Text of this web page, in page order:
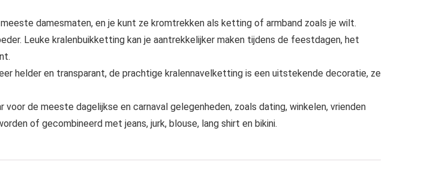
damesmaten, en je kunt ze kromtrekken als ketting of armband zoals je wilt.
Leuke kralenbuikketting kan je aantrekkelijker maken tijdens de feestdagen, het
helder en transparant, de prachtige kralennavelketting is een uitstekende decoratie, ze
de meeste dagelijkse en carnaval gelegenheden, zoals dating, winkelen, vrienden
of gecombineerd met jeans, jurk, blouse, lang shirt en bikini.